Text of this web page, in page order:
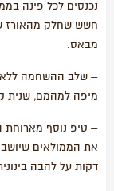
נכנסים לכל פינה
חשש שחלק מהאורז
מבאס.
– שלב ההשחמה ללא
מיפה למהמם, שנית
– טיפ נוסף מארוחת
את הממולאים
דקות על להבה